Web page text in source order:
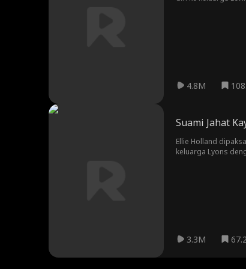
4.8M
Suami Jahat
Ellie Holland
keluarga Lyons
3.3M